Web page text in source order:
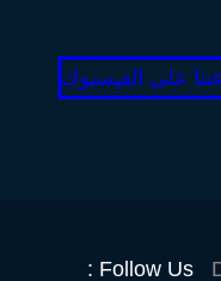
على الفيسبوك
Follow Us :